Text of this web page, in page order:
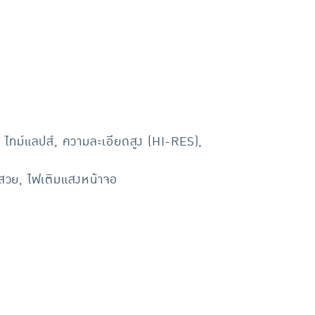
ทม์แลปส์, ความละเอียดสูง (HI-RES),
ย, ไฟเติมแสงหน้าจอ